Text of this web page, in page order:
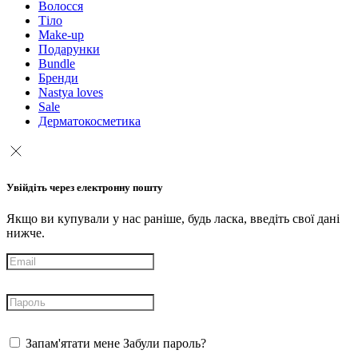
Волосся
Тіло
Make-up
Подарунки
Bundle
Бренди
Nastya loves
Sale
Дерматокосметика
Увійдіть через електронну пошту
Якщо ви купували у нас раніше, будь ласка, введіть свої дані
нижче.
Запам'ятати мене Забули пароль?